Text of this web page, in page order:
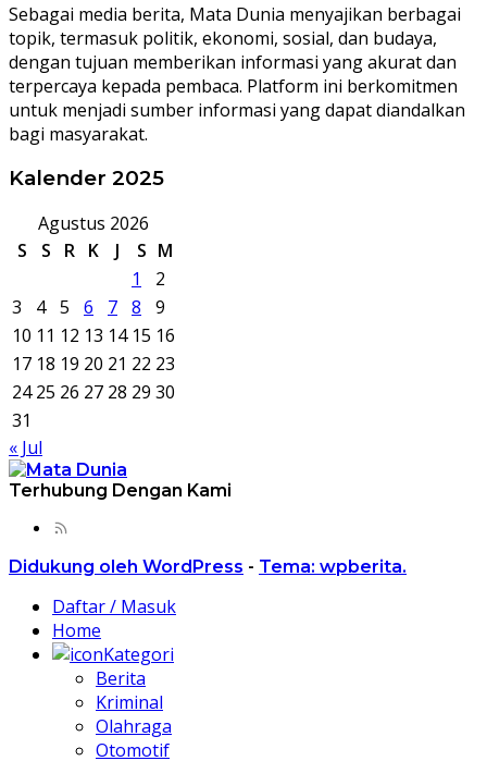
Sebagai media berita, Mata Dunia menyajikan berbagai
topik, termasuk politik, ekonomi, sosial, dan budaya,
dengan tujuan memberikan informasi yang akurat dan
terpercaya kepada pembaca. Platform ini berkomitmen
untuk menjadi sumber informasi yang dapat diandalkan
bagi masyarakat.
Kalender 2025
Agustus 2026
S
S R K J S M
1
2
3
4 5 6 7 8
9
10 11 12 13 14 15 16
17 18 19 20 21 22 23
24 25 26 27 28 29 30
31
« Jul
Terhubung Dengan Kami
Didukung oleh WordPress - Tema: wpberita.
Daftar / Masuk
Home
Kategori
Berita
Kriminal
Olahraga
Otomotif